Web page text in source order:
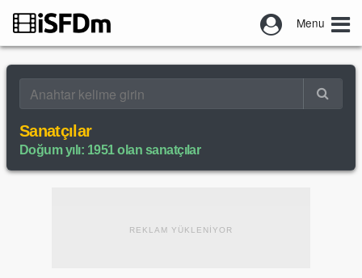
Menu
Sanatçılar
Doğum yılı: 1951 olan sanatçılar
REKLAM YÜKLENİYOR